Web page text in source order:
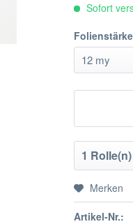
Sofort
Merken
Artikel-Nr.: